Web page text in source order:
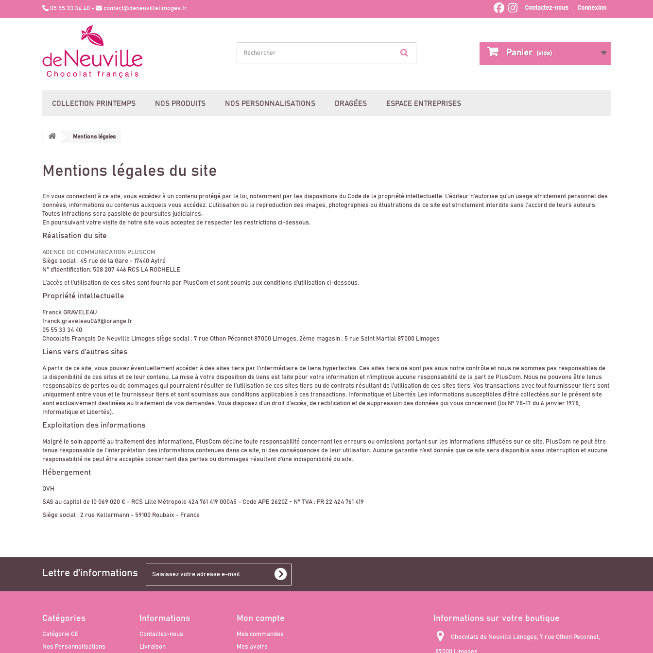
Connexion
Contactez-nous
05 55 33 34 40 - contact@deneuvillelimoges.fr
Panier (vide)
COLLECTION PRINTEMPS NOS PRODUITS NOS PERSONNALISATIONS DRAGÉES ESPACE ENTREPRISES
Mentions légales
Mentions légales du site
En vous connectant à ce site, vous accédez à un contenu protégé par la loi, notamment par les dispositions du Code de la propriété intellectuelle. L'éditeur n'autorise qu'un usage strictement personnel des
données, informations ou contenus auxquels vous accédez. L'utilisation ou la reproduction des images, photographies ou illustrations de ce site est strictement interdite sans l'accord de leurs auteurs.
Toutes infractions sera passible de poursuites judiciaires.
En poursuivant votre visite de notre site vous acceptez de respecter les restrictions ci-dessous.
Réalisation du site
AGENCE DE COMMUNICATION PLUSCOM
Siège social : 45 rue de la Gare - 17440 Aytré
N° d'identification: 508 207 446 RCS LA ROCHELLE
L’accès et l’utilisation de ces sites sont fournis par PlusCom et sont soumis aux conditions d’utilisation ci-dessous.
Propriété intellectuelle
Franck GRAVELEAU
franck.graveleau049@orange.fr
05 55 33 34 40
Chocolats Français De Neuville Limoges siège social : 7 rue Othon Péconnet 87000 Limoges, 2ème magasin : 5 rue Saint Martial 87000 Limoges
Liens vers d’autres sites
A partir de ce site, vous pouvez éventuellement accéder à des sites tiers par l’intermédiaire de liens hypertextes. Ces sites tiers ne sont pas sous notre contrôle et nous ne sommes pas responsables de
la disponibilité de ces sites et de leur contenu. La mise à votre disposition de liens est faite pour votre information et n’implique aucune responsabilité de la part de PlusCom. Nous ne pouvons être tenus
responsables de pertes ou de dommages qui pourraient résulter de l’utilisation de ces sites tiers ou de contrats résultant de l’utilisation de ces sites tiers. Vos transactions avec tout fournisseur tiers sont
uniquement entre vous et le fournisseur tiers et sont soumises aux conditions applicables à ces transactions. Informatique et Libertés Les informations susceptibles d'être collectées sur le présent site
sont exclusivement destinées au traitement de vos demandes. Vous disposez d'un droit d'accès, de rectification et de suppression des données qui vous concernent (loi N° 78-17 du 6 janvier 1978,
Informatique et Libertés).
Exploitation des informations
Malgré le soin apporté au traitement des informations, PlusCom décline toute responsabilité concernant les erreurs ou omissions portant sur les informations diffusées sur ce site. PlusCom ne peut être
tenue responsable de l'interprétation des informations contenues dans ce site, ni des conséquences de leur utilisation. Aucune garantie n’est donnée que ce site sera disponible sans interruption et aucune
responsabilité ne peut être acceptée concernant des pertes ou dommages résultant d’une indisponibilité du site.
Hébergement
OVH
SAS au capital de 10 069 020 € - RCS Lille Métropole 424 761 419 00045 - Code APE 2620Z - N° TVA : FR 22 424 761 419
Siège social : 2 rue Kellermann - 59100 Roubaix - France
Lettre d'informations
Catégories
Catégorie CE
Nos Personnalisations
Informations
Contactez-nous
Livraison
Mon compte
Mes commandes
Mes avoirs
Informations sur votre boutique
Chocolats de Neuville Limoges, 7 rue Othon Peconnet,